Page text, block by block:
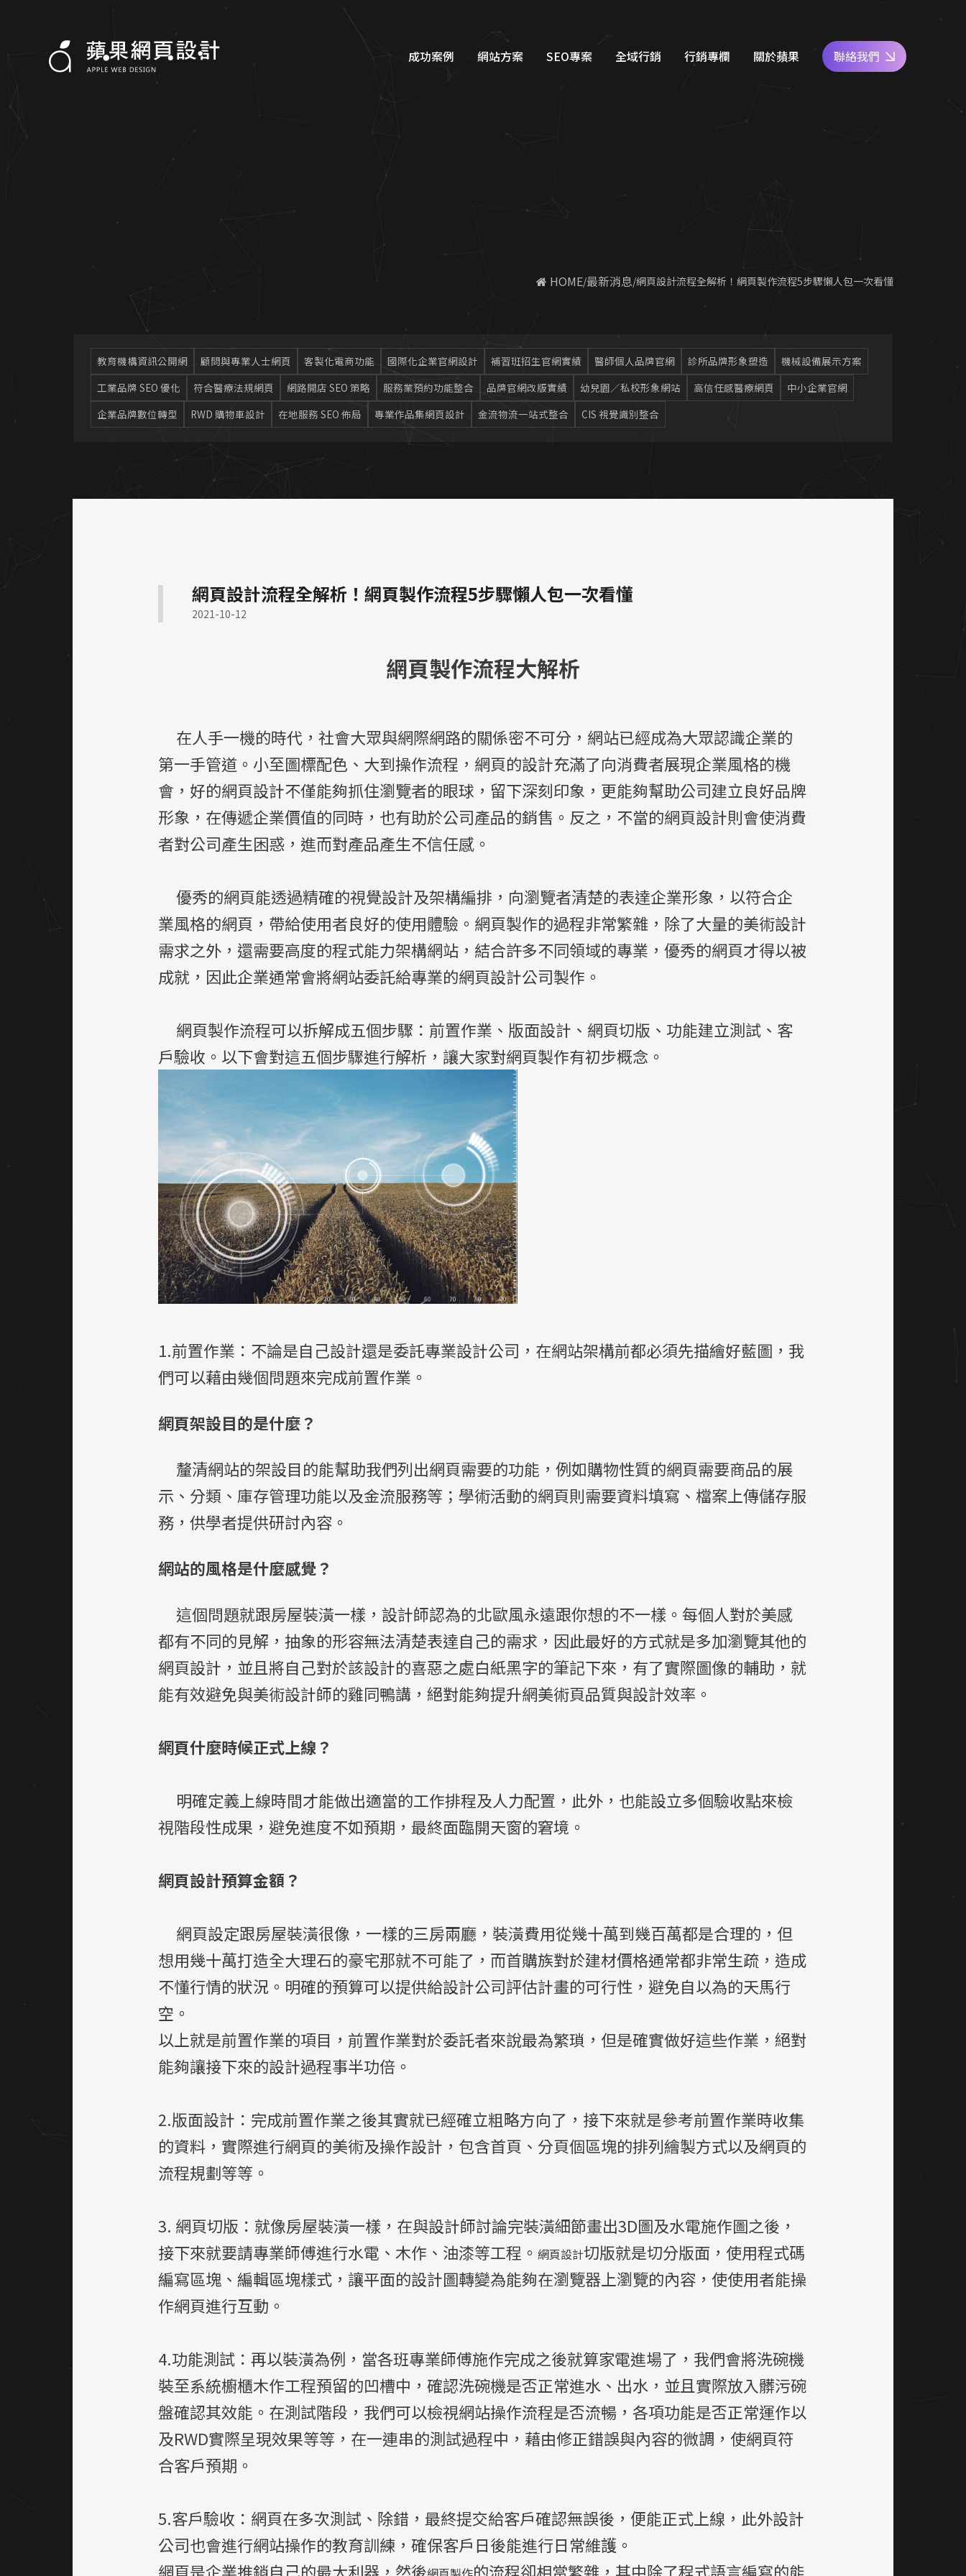
成功案例
工業機具網站設計
網站方案 SEO專案 全域行銷
一站式整合行銷
行銷專欄
行銷教室
關於蘋果 聯絡我們
HOME 最新消息 網頁設計流程全解析！網頁製作流程5步驟懶人包一次看懂
教育機構資訊公開網 顧問與專業人士網頁 客製化電商功能 國際化企業官網設計 補習班招生官網實績 醫師個人品牌官網 診所品牌形象塑造
機械設備展示方案
工業品牌 SEO 優化
符合醫療法規網頁 網路開店 SEO 策略 服務業預約功能整合 品牌官網改版實績 幼兒園／私校形象網站 高信任感醫療網頁
中小企業官網
企業品牌數位轉型
RWD 購物車設計 在地服務 SEO 佈局 專業作品集網頁設計 金流物流一站式整合 CIS 視覺識別整合
網頁設計流程全解析！網頁製作流程5步驟懶人包一次看懂
2021-10-12
網頁製作流程大解析
在人手一機的時代，社會大眾與網際網路的關係密不可分，網站已經成為大眾認識企業的
第一手管道。小至圖標配色、大到操作流程，網頁的設計充滿了向消費者展現企業風格的機
會，好的網頁設計不僅能夠抓住瀏覽者的眼球，留下深刻印象，更能夠幫助公司建立良好品牌
形象，在傳遞企業價值的同時，也有助於公司產品的銷售。反之，不當的網頁設計則會使消費
者對公司產生困惑，進而對產品產生不信任感。
優秀的網頁能透過精確的視覺設計及架構編排，向瀏覽者清楚的表達企業形象，以符合企
業風格的網頁，帶給使用者良好的使用體驗。網頁製作的過程非常繁雜，除了大量的美術設計
需求之外，還需要高度的程式能力架構網站，結合許多不同領域的專業，優秀的網頁才得以被
成就，因此企業通常會將網站委託給專業的網頁設計公司製作。
網頁製作流程可以拆解成五個步驟：前置作業、版面設計、網頁切版、功能建立測試、客
戶驗收。以下會對這五個步驟進行解析，讓大家對網頁製作有初步概念。
1.前置作業：不論是自己設計還是委託專業設計公司，在網站架構前都必須先描繪好藍圖，我
們可以藉由幾個問題來完成前置作業。
網頁架設目的是什麼？
釐清網站的架設目的能幫助我們列出網頁需要的功能，例如購物性質的網頁需要商品的展
示、分類、庫存管理功能以及金流服務等；學術活動的網頁則需要資料填寫、檔案上傳儲存服
務，供學者提供研討內容。
網站的風格是什麼感覺？
這個問題就跟房屋裝潢一樣，設計師認為的北歐風永遠跟你想的不一樣。每個人對於美感
都有不同的見解，抽象的形容無法清楚表達自己的需求，因此最好的方式就是多加瀏覽其他的
網頁設計，並且將自己對於該設計的喜惡之處白紙黑字的筆記下來，有了實際圖像的輔助，就
能有效避免與美術設計師的雞同鴨講，絕對能夠提升網美術頁品質與設計效率。
網頁什麼時候正式上線？
明確定義上線時間才能做出適當的工作排程及人力配置，此外，也能設立多個驗收點來檢
視階段性成果，避免進度不如預期，最終面臨開天窗的窘境。
網頁設計預算金額？
網頁設定跟房屋裝潢很像，一樣的三房兩廳，裝潢費用從幾十萬到幾百萬都是合理的，但
想用幾十萬打造全大理石的豪宅那就不可能了，而首購族對於建材價格通常都非常生疏，造成
不懂行情的狀況。明確的預算可以提供給設計公司評估計畫的可行性，避免自以為的天馬行
空。
以上就是前置作業的項目，前置作業對於委託者來說最為繁瑣，但是確實做好這些作業，絕對
能夠讓接下來的設計過程事半功倍。
2.版面設計：完成前置作業之後其實就已經確立粗略方向了，接下來就是參考前置作業時收集
的資料，實際進行網頁的美術及操作設計，包含首頁、分頁個區塊的排列繪製方式以及網頁的
流程規劃等等。
3. 網頁切版：就像房屋裝潢一樣，在與設計師討論完裝潢細節畫出3D圖及水電施作圖之後，
接下來就要請專業師傅進行水電、木作、油漆等工程。網頁設計切版就是切分版面，使用程式碼
編寫區塊、編輯區塊樣式，讓平面的設計圖轉變為能夠在瀏覽器上瀏覽的內容，使使用者能操
作網頁進行互動。
4.功能測試：再以裝潢為例，當各班專業師傅施作完成之後就算家電進場了，我們會將洗碗機
裝至系統櫥櫃木作工程預留的凹槽中，確認洗碗機是否正常進水、出水，並且實際放入髒污碗
盤確認其效能。在測試階段，我們可以檢視網站操作流程是否流暢，各項功能是否正常運作以
及RWD實際呈現效果等等，在一連串的測試過程中，藉由修正錯誤與內容的微調，使網頁符
合客戶預期。
5.客戶驗收：網頁在多次測試、除錯，最終提交給客戶確認無誤後，便能正式上線，此外設計
公司也會進行網站操作的教育訓練，確保客戶日後能進行日常維護。
網頁是企業推銷自己的最大利器，然後
的流程卻相當繁雜，其中除了程式語言編寫的能